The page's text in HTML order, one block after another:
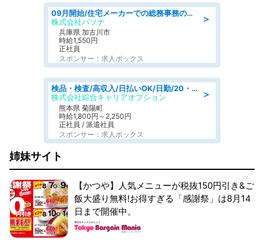
＞
09月開始/住宅メーカーでの総務事務のお仕事/駅近/車通勤可/一般事務/人事労務
株式会社パソナ
兵庫県 加古川市
時給1,550円
正社員
スポンサー：求人ボックス
＞
検品・検査/高収入/日払いOK/日勤/20・30・40代活躍中/製造 工場
株式会社綜合キャリアオプション
熊本県 菊陽町
時給1,800円～2,250円
正社員 / 派遣社員
スポンサー：求人ボックス
姉妹サイト
【かつや】人気メニューが税抜150円引き&ご
飯大盛り無料!お得すぎる「感謝祭」は8月14
日まで開催中。